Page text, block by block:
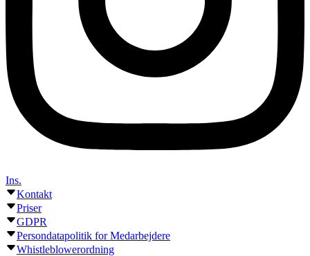
Ins.
Kontakt
Priser
GDPR
Persondatapolitik for Medarbejdere
Whistleblowerordning